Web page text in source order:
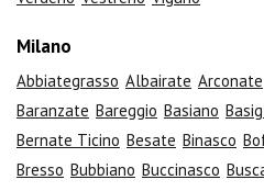
Milano
Abbiategrasso Albairate Arconate
Baranzate Bareggio Basiano
Bernate Ticino Besate Binasco
Bresso Bubbiano Buccinasco